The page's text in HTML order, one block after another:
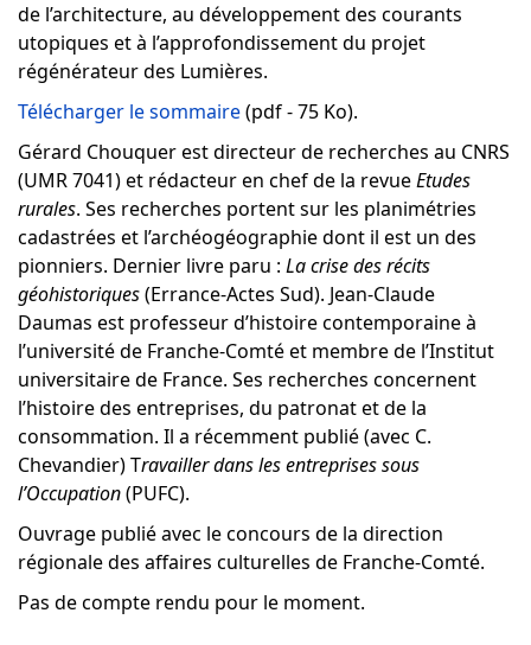
de l’architecture, au développement des courants
utopiques et à l’approfondissement du projet
régénérateur des Lumières.
Télécharger le sommaire(pdf - 75 Ko).
Gérard Chouquer est directeur de recherches au CNRS
(UMR 7041) et rédacteur en chef de la revueEtudes
rurales. Ses recherches portent sur les planimétries
cadastrées et l’archéogéographie dont il est un des
pionniers. Dernier livre paru : La crise des récits
géohistoriques(Errance-Actes Sud). Jean-Claude
Daumas est professeur d’histoire contemporaine à
l’université de Franche-Comté et membre de l’Institut
universitaire de France. Ses recherches concernent
l’histoire des entreprises, du patronat et de la
consommation. Il a récemment publié (avec C.
Chevandier) Travailler dans les entreprises sous
l’Occupation(PUFC).
Ouvrage publié avec le concours de la direction
régionale des affaires culturelles de Franche-Comté.
Pas de compte rendu pour le moment.